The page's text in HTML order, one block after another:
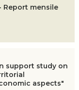
Report mensile
support study on
aspects"